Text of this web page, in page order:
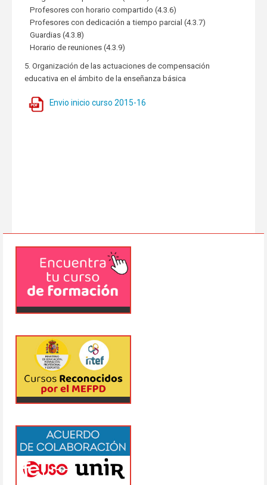
Profesores con horario compartido (4.3.6)
Profesores con dedicación a tiempo parcial (4.3.7)
Guardias (4.3.8)
Horario de reuniones (4.3.9)
5. Organización de las actuaciones de compensación
educativa en el ámbito de la enseñanza básica
Envio inicio curso 2015-16